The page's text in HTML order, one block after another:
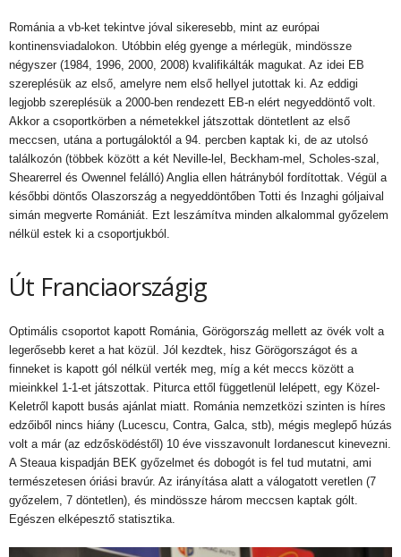
Románia a vb-ket tekintve jóval sikeresebb, mint az európai
kontinensviadalokon. Utóbbin elég gyenge a mérlegük, mindössze
négyszer (1984, 1996, 2000, 2008) kvalifikálták magukat. Az idei EB
szereplésük az első, amelyre nem első hellyel jutottak ki. Az eddigi
legjobb szereplésük a 2000-ben rendezett EB-n elért negyeddöntő volt.
Akkor a csoportkörben a németekkel játszottak döntetlent az első
meccsen, utána a portugáloktól a 94. percben kaptak ki, de az utolsó
találkozón (többek között a két Neville-lel, Beckham-mel, Scholes-szal,
Shearerrel és Owennel felálló) Anglia ellen hátrányból fordítottak. Végül a
későbbi döntős Olaszország a negyeddöntőben Totti és Inzaghi góljaival
simán megverte Romániát. Ezt leszámítva minden alkalommal győzelem
nélkül estek ki a csoportjukból.
Út Franciaországig
Optimális csoportot kapott Románia, Görögország mellett az övék volt a
legerősebb keret a hat közül. Jól kezdtek, hisz Görögországot és a
finneket is kapott gól nélkül verték meg, míg a két meccs között a
mieinkkel 1-1-et játszottak. Piturca ettől függetlenül lelépett, egy Közel-
Keletről kapott busás ajánlat miatt. Románia nemzetközi szinten is híres
edzőiből nincs hiány (Lucescu, Contra, Galca, stb), mégis meglepő húzás
volt a már (az edzősködéstől) 10 éve visszavonult Iordanescut kinevezni.
A Steaua kispadján BEK győzelmet és dobogót is fel tud mutatni, ami
természetesen óriási bravúr. Az irányítása alatt a válogatott veretlen (7
győzelem, 7 döntetlen), és mindössze három meccsen kaptak gólt.
Egészen elképesztő statisztika.